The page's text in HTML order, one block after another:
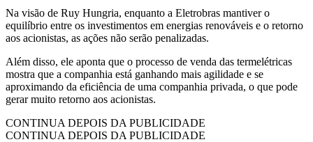
Na visão de Ruy Hungria, enquanto a Eletrobras mantiver o
equilíbrio entre os investimentos em energias renováveis e o retorno
aos acionistas, as ações não serão penalizadas.
Além disso, ele aponta que o processo de venda das termelétricas
mostra que a companhia está ganhando mais agilidade e se
aproximando da eficiência de uma companhia privada, o que pode
gerar muito retorno aos acionistas.
CONTINUA DEPOIS DA PUBLICIDADE
CONTINUA DEPOIS DA PUBLICIDADE